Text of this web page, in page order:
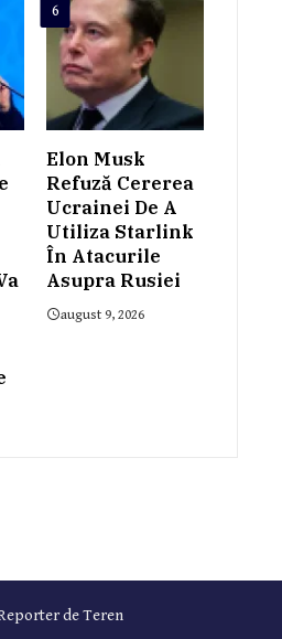
6
Elon Musk
Refuză Cererea
Ucrainei De A
Utiliza Starlink
În Atacurile
Asupra Rusiei
august 9, 2026
de Teren